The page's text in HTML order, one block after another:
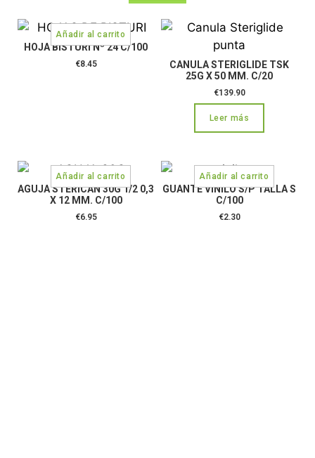
HOJA BISTURI Nº 24 C/100
€8.45
CANULA STERIGLIDE TSK
25G X 50 MM. C/20
€139.90
Leer más
AGUJA STERICAN 30G 1/2 0,3
X 12 MM. C/100
€6.95
GUANTE VINILO S/P TALLA S
C/100
€2.30